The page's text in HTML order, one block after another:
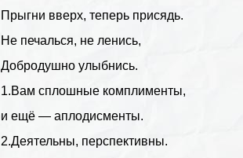
Прыгни вверх, теперь присядь.
Не печалься, не ленись,
Добродушно улыбнись.
1.Вам сплошные комплименты,
и ещё — аплодисменты.
2.Деятельны, перспективны.